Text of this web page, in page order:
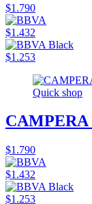
$1.790
$1.432
$1.253
Quick shop
$1.790
$1.432
$1.253